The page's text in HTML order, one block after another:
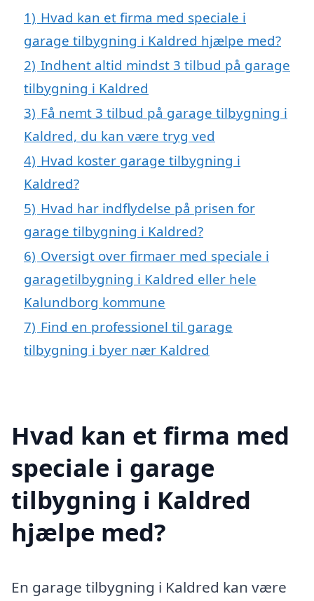
1) Hvad kan et firma med speciale i
garage tilbygning i Kaldred hjælpe med?
2) Indhent altid mindst 3 tilbud på garage
tilbygning i Kaldred
3) Få nemt 3 tilbud på garage tilbygning i
Kaldred, du kan være tryg ved
4) Hvad koster garage tilbygning i
Kaldred?
5) Hvad har indflydelse på prisen for
garage tilbygning i Kaldred?
6) Oversigt over firmaer med speciale i
garagetilbygning i Kaldred eller hele
Kalundborg kommune
7) Find en professionel til garage
tilbygning i byer nær Kaldred
Hvad kan et firma med
speciale i garage
tilbygning i Kaldred
hjælpe med?
En garage tilbygning i Kaldred kan være